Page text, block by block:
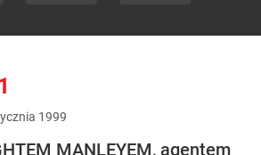
1999
MANLEYEM, agentem